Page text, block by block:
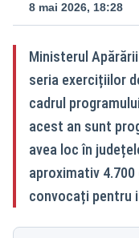
8 mai 2026, 18:28
Ministerul
seria exercițiilor
cadrul
acest an sunt
avea loc în
aproximativ
convocați pentru